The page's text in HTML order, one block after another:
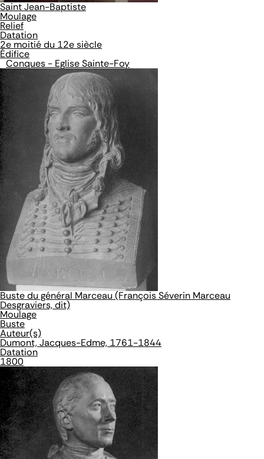
Saint Jean-Baptiste
Moulage
Relief
Datation
2e moitié du 12e siècle
Édifice
Conques - Eglise Sainte-Foy
Buste du général Marceau (François Séverin Marceau
Desgraviers, dit)
Moulage
Buste
Auteur(s)
Dumont, Jacques-Edme, 1761-1844
Datation
1800